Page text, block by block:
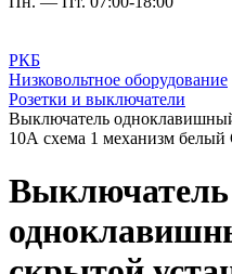
РКБ
Низковольтное оборудование
Розетки и выключатели
Выключатель
10А схема 1 механизм белый
Выключатель